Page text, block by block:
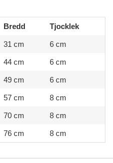
Bredd Tjocklek
31 cm 6 cm
44 cm 6 cm
49 cm 6 cm
57 cm 8 cm
70 cm 8 cm
76 cm 8 cm